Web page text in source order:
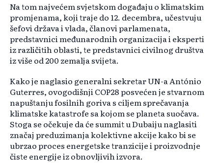
Na tom najvećem svjetskom događaju o klimatskim
promjenama, koji traje do 12. decembra, učestvuju
šefovi država i vlada, članovi parlamenata,
predstavnici međunarodnih organizacija i eksperti
iz različitih oblasti, te predstavnici civilnog društva
iz više od 200 zemalja svijeta.
Kako je naglasio generalni sekretar UN-a António
Guterres, ovogodišnji COP28 posvećen je stvarnom
napuštanju fosilnih goriva s ciljem sprečavanja
klimatske katastrofe sa kojom se planeta suočava.
Stoga se očekuje da će summit u Dubaiju naglasiti
značaj preduzimanja kolektivne akcije kako bi se
ubrzao proces energetske tranzicije i proizvodnje
čiste energije iz obnovljivih izvora.